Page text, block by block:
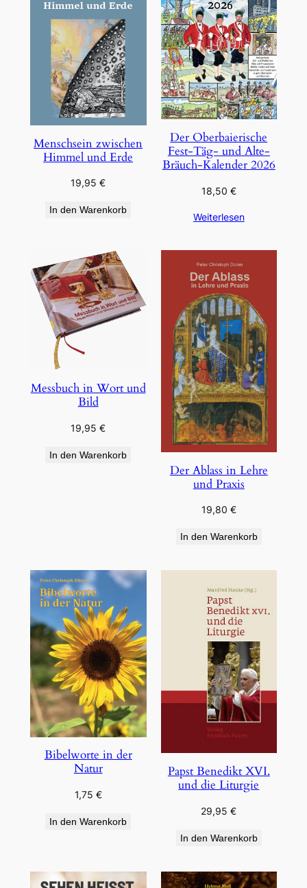
Menschsein zwischen
Himmel und Erde
19,95€
In den Warenkorb
Der Oberbaierische
Fest-Täg- und Alte-
Bräuch-Kalender 2026
18,50 €
Weiterlesen
Messbuch in Wort und
Bild
19,95€
In den Warenkorb
Der Ablass in Lehre
und Praxis
19,80 €
In den Warenkorb
Bibelworte in der
Natur
1,75 €
In den Warenkorb
Papst Benedikt XVI.
und die Liturgie
29,95€
In den Warenkorb